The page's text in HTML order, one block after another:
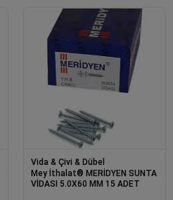
Vida & Çivi & Dübel
Mey İthalat® MERİDYEN SUNTA
VİDASI 5.0X60 MM 15 ADET